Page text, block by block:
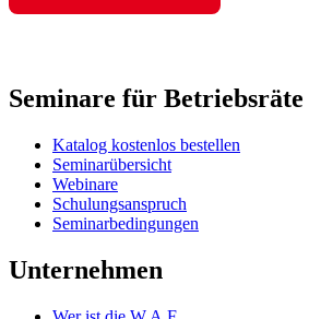
Seminare für Betriebsräte
Katalog kostenlos bestellen
Seminarübersicht
Webinare
Schulungsanspruch
Seminarbedingungen
Unternehmen